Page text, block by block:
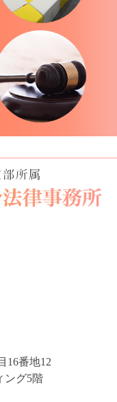
16番地12
ング5階